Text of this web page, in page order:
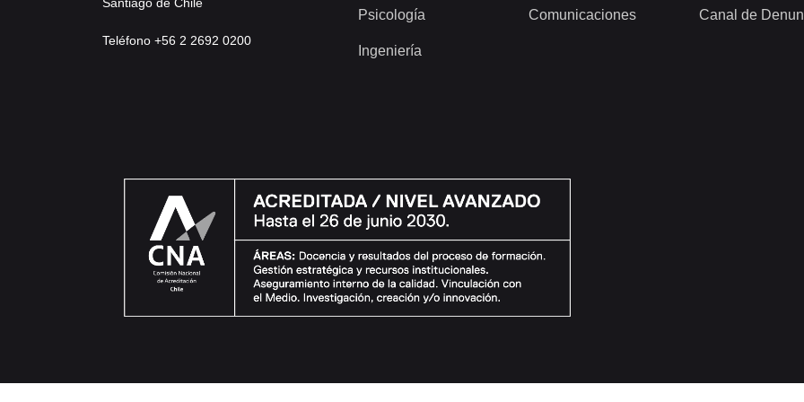
Santiago de Chile
Teléfono +56 2 2692 0200
Psicología
Ingeniería
Comunicaciones Canal de